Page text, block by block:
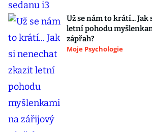
Už se nám to krátí...
letní pohodu
zápřah?
Moje Psychologie